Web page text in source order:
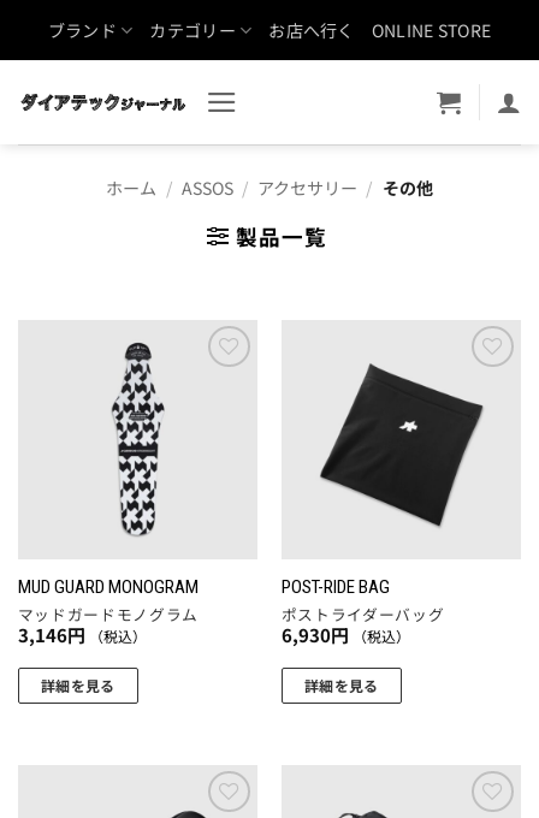
ブランド カテゴリー お店へ行く ONLINE STORE
ホーム / ASSOS / アクセサリー / その他
製品一覧
MUD GUARD MONOGRAM
マッドガードモノグラム
3,146円 （税込）
詳細を見る
に入
りに
POST-RIDE BAG
ポストライダーバッグ
6,930円 （税込）
詳細を見る